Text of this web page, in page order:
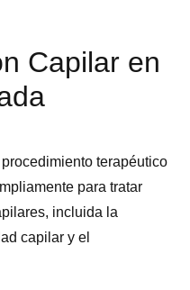
Capilar en
terapéutico
para tratar
incluida la
capilar y el